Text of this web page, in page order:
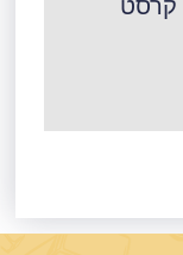
קרסט